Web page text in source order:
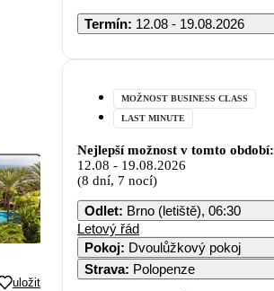
uložit
Termín: 12.08 - 19.08.2026
MOŽNOST BUSINESS CLASS
LAST MINUTE
Nejlepší možnost v tomto období:
12.08 - 19.08.2026
(8 dní, 7 nocí)
Odlet: Brno (letiště), 06:30
Letový řád
Pokoj: Dvoulůžkový pokoj
Strava: Polopenze